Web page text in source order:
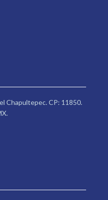
Chapultepec. CP: 11850.